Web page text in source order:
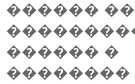
������
������ �
��������